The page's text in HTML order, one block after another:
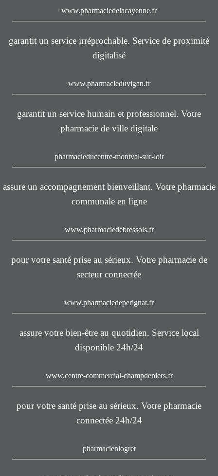
www.pharmaciedelacayenne.fr
garantit un service irréprochable. Service de proximité
digitalisé
www.pharmacieduvigan.fr
garantit un service humain et professionnel. Votre
pharmacie de ville digitale
pharmacieducentre-montval-sur-loir
assure un accompagnement bienveillant. Votre pharmacie
communale en ligne
www.pharmaciedebressols.fr
pour votre santé prise au sérieux. Votre pharmacie de
secteur connectée
www.pharmaciedeperignat.fr
assure votre bien-être au quotidien. Service local
disponible 24h/24
www.centre-commercial-champdeniers.fr
pour votre santé prise au sérieux. Votre pharmacie
connectée 24h/24
pharmacieniogret